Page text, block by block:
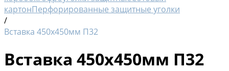
картонПерфорированные защитные уголки
/
Вставка 450х450мм П32
Вставка 450х450мм П32